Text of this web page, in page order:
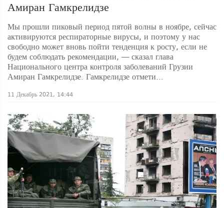
Амиран Гамкрелидзе
Мы прошли пиковый период пятой волны в ноябре, сейчас
активируются респираторные вирусы, и поэтому у нас
свободно может вновь пойти тенденция к росту, если не
будем соблюдать рекомендации, — сказал глава
Национального центра контроля заболеваний Грузии
Амиран Гамкрелидзе. Гамкрелидзе отмети...
11 Декабрь 2021, 14:44